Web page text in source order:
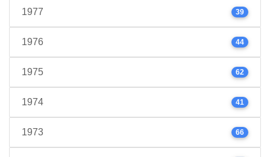
1977 39
1976 44
1975 62
1974 41
1973 66